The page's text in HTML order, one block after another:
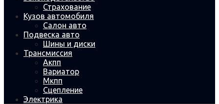
Страхование
Кузов автомобиля
Салон авто
Подвеска авто
Шины и диски
Трансмиссия
Акпп
Вариатор
Мкпп
Сцепление
Электрика